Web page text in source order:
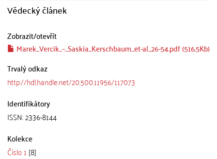
Vědecký článek
Zobrazit/otevřít
Marek_Vercik_–_Saskia_Kerschbaum_et-al_26-54.pdf (516.5Kb)
Trvalý odkaz
http://hdl.handle.net/20.500.11956/117073
Identifikátory
ISSN: 2336-8144
Kolekce
Číslo 1 [8]